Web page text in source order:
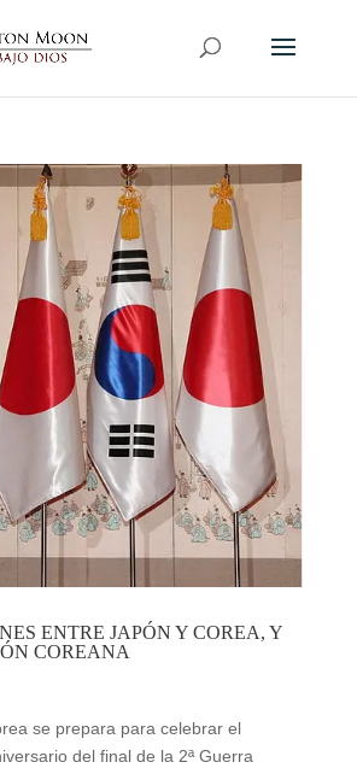
ENTRE JAPÓN Y COREA, Y
COREANA
se prepara para celebrar el
del final de la 2ª Guerra